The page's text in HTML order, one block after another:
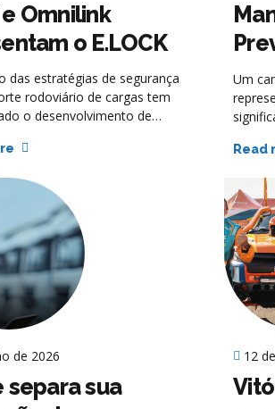
Omnilink
o E.LOCK
das estratégias de segurança
rodoviário de cargas tem
o desenvolvimento de
Em um cenário onde as
tecnologias que atuam
nos pontos críticos do
carreta passam a ter
na gestão de risco das
Um
em
Read
de 2026
separa sua
12